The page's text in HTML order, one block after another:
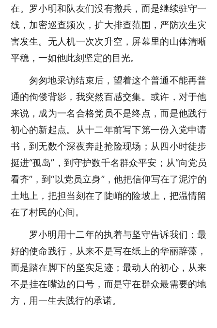
在。罗小明和队友们没有撤兵，而是继续驻守一
线，加密巡查频次，扩大排查范围，严防次生灾
害发生。无人机一次次升空，屏幕里的山体清晰
平稳，一如他此刻坚定的目光。
匆匆地采访结束后，望着这个普通不能再普
通的佝偻背影，我突然百感交集。或许，对于他
来说， 成为一名合格党员不是终点，而是他践行
初心的新起点。从十二年前写下第一份入党申请
书，到无数个深夜奔赴抢险现场；从四小时徒步
挺进“孤岛”，到守护数千名群众平安；从“向党员
看齐”，到“以党员立身”，他把信仰写在了泥泞的
土地上，把担当刻在了陡峭的险坡上，把温情留
在了村民的心间。
罗小明用十二年的执着与坚守告诉我们：最
好的使命践行，从来不是写在纸上的华丽辞藻，
而是踏在脚下的坚实足迹；最动人的初心，从来
不是挂在嘴边的口号，而是守在群众最需要的地
方，用一生去践行的承诺。